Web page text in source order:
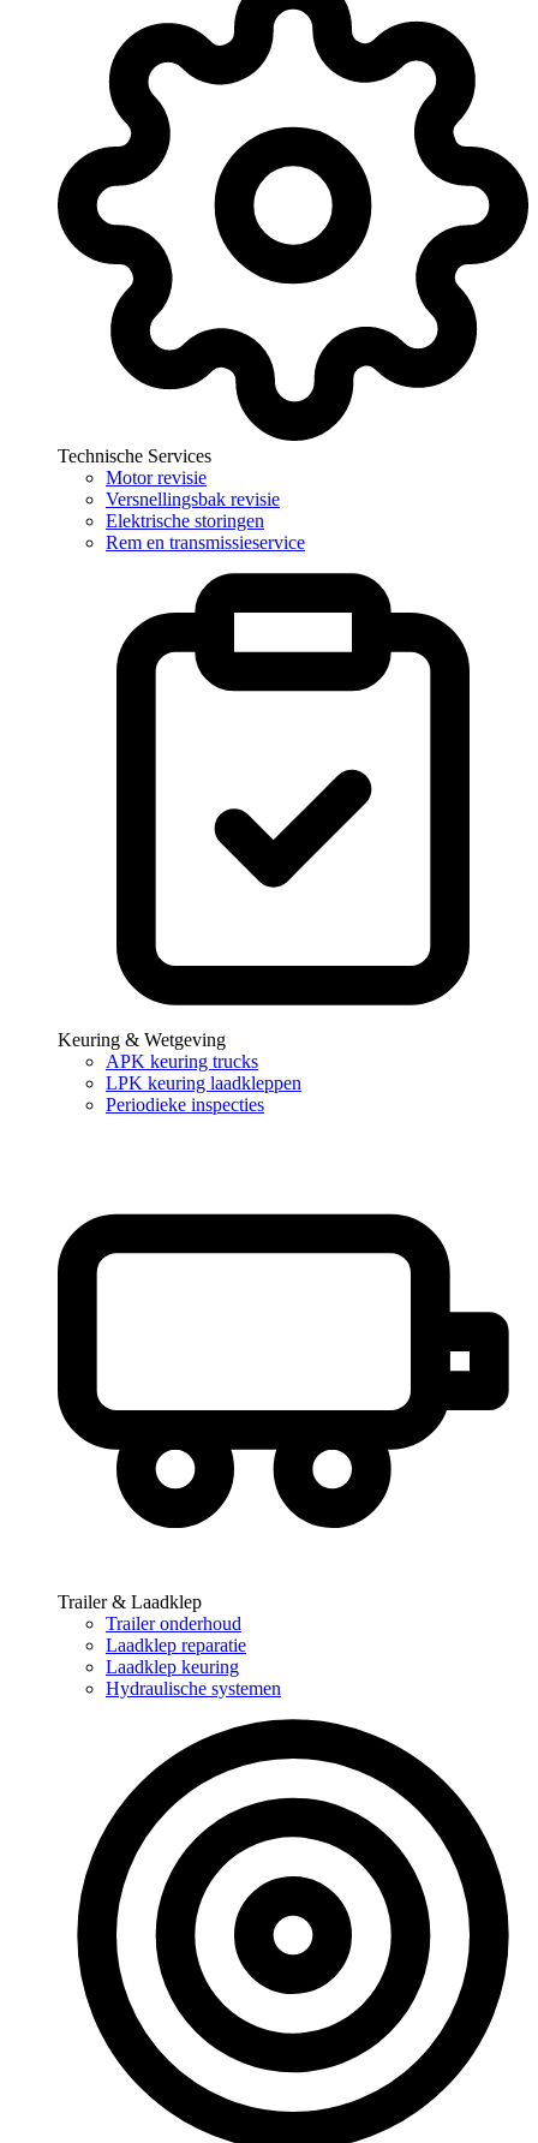
Technische Services
Motor revisie
Versnellingsbak revisie
Elektrische storingen
Rem en transmissieservice
Keuring & Wetgeving
APK keuring trucks
LPK keuring laadkleppen
Periodieke inspecties
Trailer & Laadklep
Trailer onderhoud
Laadklep reparatie
Laadklep keuring
Hydraulische systemen